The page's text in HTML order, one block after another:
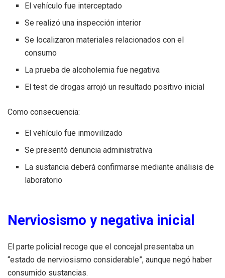
El vehículo fue interceptado
Se realizó una inspección interior
Se localizaron materiales relacionados con el
consumo
La prueba de alcoholemia fue negativa
El test de drogas arrojó un resultado positivo inicial
Como consecuencia:
El vehículo fue inmovilizado
Se presentó denuncia administrativa
La sustancia deberá confirmarse mediante análisis de
laboratorio
Nerviosismo y negativa inicial
El parte policial recoge que el concejal presentaba un
“estado de nerviosismo considerable”, aunque negó haber
consumido sustancias.